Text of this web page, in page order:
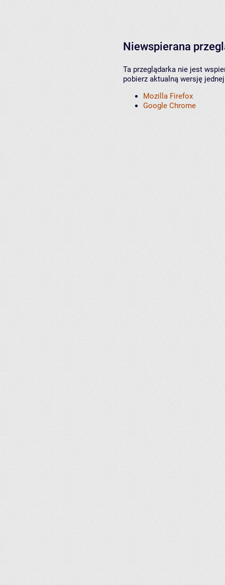
Niewspierana
Ta przeglądarka nie jest
pobierz aktualną wersję
Mozilla Firefox
Google Chrome